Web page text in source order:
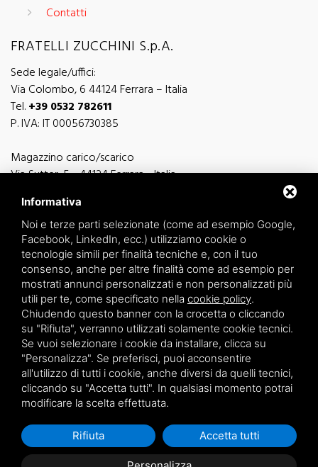
Contatti
FRATELLI ZUCCHINI S.p.A.
Sede legale/uffici:
Via Colombo, 6 44124 Ferrara – Italia
Tel.+39 0532 782611
P. IVA: IT 00056730385
Magazzino carico/scarico
Via Sutter, 5 - 44124 Ferrara - Italia
Via Finati 4/L - 4/M - 44124 Ferrara - Italia
informazioni generiche
info@zucchini.it
ufficio commerciale
commerciale@zucchini.it
Privacy/Sitemap
Informativa
Noi e terze parti selezionate (come ad esempio Google,
Facebook, LinkedIn, ecc.) utilizziamo cookie o
tecnologie simili per finalità tecniche e, con il tuo
consenso, anche per altre finalità come ad esempio per
mostrati annunci personalizzati e non personalizzati più
utili per te, come specificato nella cookie policy.
Chiudendo questo banner con la crocetta o cliccando
su "Rifiuta", verranno utilizzati solamente cookie tecnici.
Se vuoi selezionare i cookie da installare, clicca su
"Personalizza". Se preferisci, puoi acconsentire
all'utilizzo di tutti i cookie, anche diversi da quelli tecnici,
cliccando su "Accetta tutti". In qualsiasi momento potrai
modificare la scelta effettuata.
Rifiuta Accetta tutti